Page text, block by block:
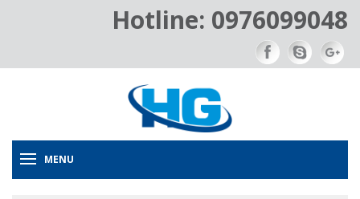
Hotline: 0976099048
MENU